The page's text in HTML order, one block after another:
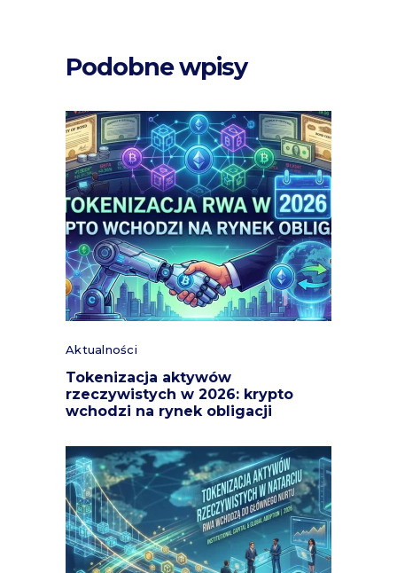
Podobne wpisy
Aktualności
Tokenizacja aktywów
rzeczywistych w 2026: krypto
wchodzi na rynek obligacji